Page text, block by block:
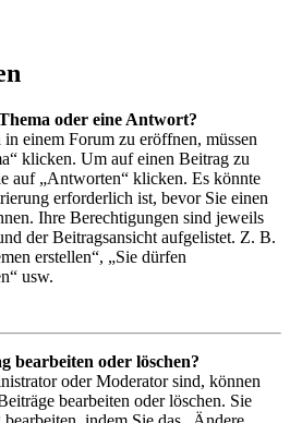
oder eine Antwort?
einem Forum zu eröffnen, müssen
klicken. Um auf einen Beitrag zu
auf „Antworten“ klicken. Es könnte
erforderlich ist, bevor Sie einen
Ihre Berechtigungen sind jeweils
der Beitragsansicht aufgelistet. Z. B.
erstellen“, „Sie dürfen
usw.
bearbeiten oder löschen?
oder Moderator sind, können
bearbeiten oder löschen. Sie